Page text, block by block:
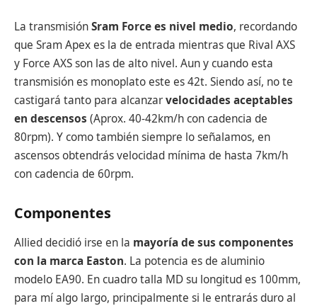
La transmisiónSram Force es nivel medio, recordando
que Sram Apex es la de entrada mientras que Rival AXS
y Force AXS son las de alto nivel. Aun y cuando esta
transmisión es monoplato este es 42t. Siendo así, no te
castigará tanto para alcanzarvelocidades aceptables
en descensos (Aprox. 40-42km/h con cadencia de
80rpm). Y como también siempre lo señalamos, en
ascensos obtendrás velocidad mínima de hasta 7km/h
con cadencia de 60rpm.
Componentes
Allied decidió irse en la mayoría de sus componentes
con la marca Easton. La potencia es de aluminio
modelo EA90. En cuadro talla MD su longitud es 100mm,
para mí algo largo, principalmente si le entrarás duro al